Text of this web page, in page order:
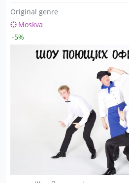
Original genre
Moskva
-5%